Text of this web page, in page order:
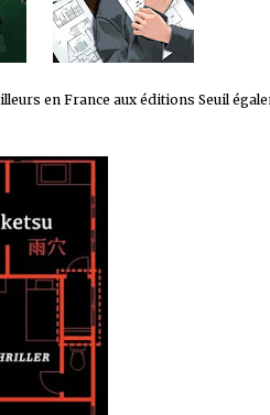
en France aux éditions Seuil